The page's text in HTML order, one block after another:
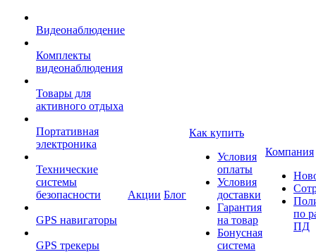
Видеонаблюдение
Комплекты
видеонаблюдения
Товары для
активного отдыха
Портативная
электроника
Технические
системы
безопасности
GPS навигаторы
GPS трекеры
Акции Блог
Как купить
Условия
оплаты
Условия
доставки
Гарантия
на товар
Бонусная
система
Компания
по
ПД